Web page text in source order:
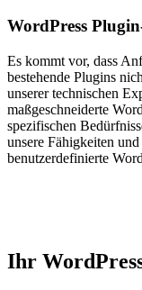
WordPress
Es kommt vor, dass
bestehende Plugins
unserer technischen
maßgeschneiderte
spezifischen
unsere Fähigkeiten
benutzerdefinierte
Ihr